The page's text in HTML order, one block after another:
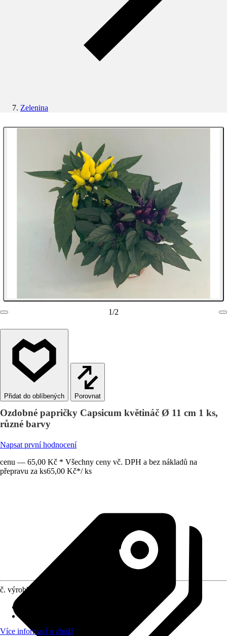
Zelenina
1/2
Porovnat
Ozdobné papričky Capsicum květináč Ø 11 cm 1 ks,
různé barvy
Napsat první hodnocení
cenu — 65,00 Kč * Všechny ceny vč. DPH a bez nákladů na
přepravu za ks65,00 Kč*/ ks
č. výrobku
Více informací o zboží